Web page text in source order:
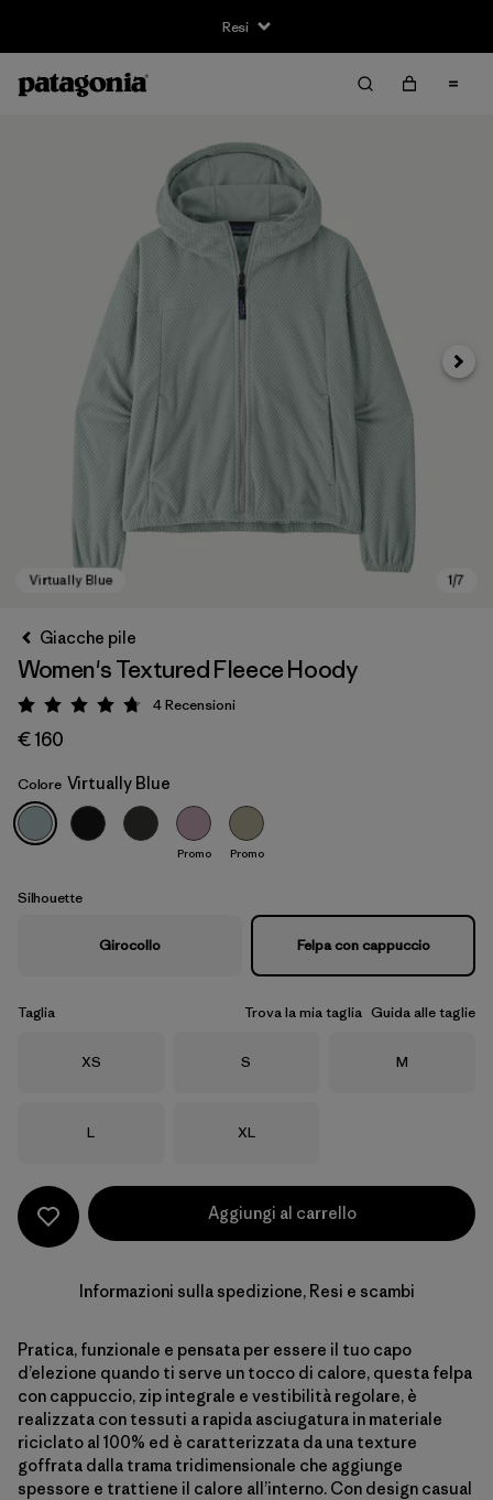
Resi
Virtually Blue
Avanti
Giacche pile
Women's Textured Fleece Hoody
Valutazione: 4.8 / 5
4Recensioni
€ 160
Colore Virtually Blue
Promo Promo
Silhouette
Girocollo Felpa con cappuccio
Taglia Trova la mia taglia Guida alle taglie
Taglia
XS Taglia
S Taglia
M
Taglia
L Taglia
XL
Aggiungi al carrello
Informazioni sulla spedizione, Resi e scambi
Pratica, funzionale e pensata per essere il tuo capo
d’elezione quando ti serve un tocco di calore, questa felpa
con cappuccio, zip integrale e vestibilità regolare, è
realizzata con tessuti a rapida asciugatura in materiale
riciclato al 100% ed è caratterizzata da una texture
goffrata dalla trama tridimensionale che aggiunge
spessore e trattiene il calore all’interno. Con design casual